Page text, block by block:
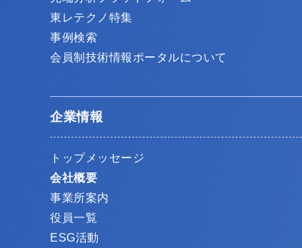
東レテクノ特集
事例検索
会員制技術情報ポータルについて
企業情報
トップメッセージ
会社概要
事業所案内
役員一覧
ESG活動